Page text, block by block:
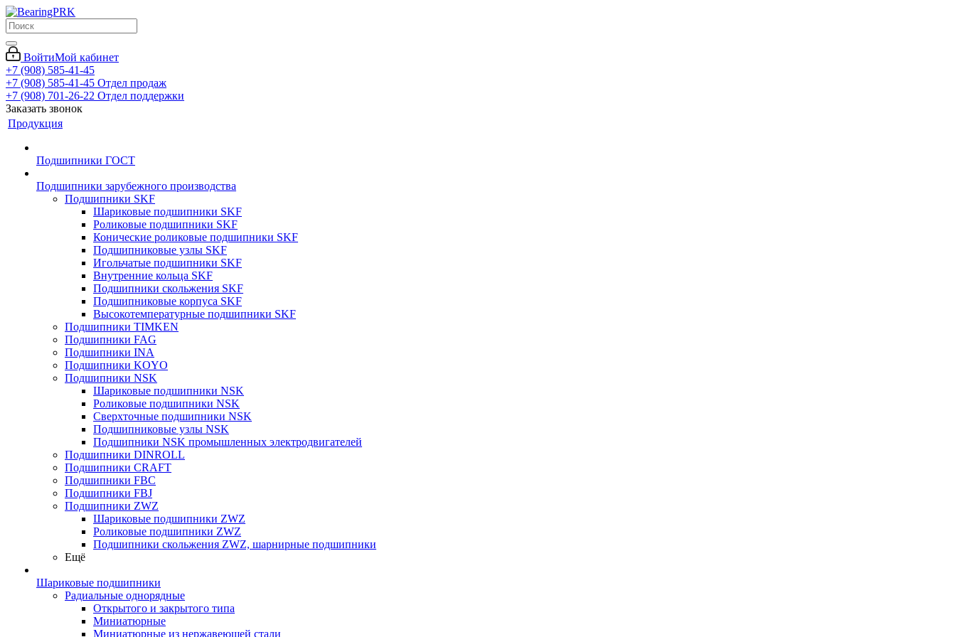
ВойтиМой кабинет
+7 (908) 585-41-45
+7 (908) 585-41-45 Отдел продаж
+7 (908) 701-26-22 Отдел поддержки
Заказать звонок
Продукция
Подшипники ГОСТ
Подшипники зарубежного производства
Подшипники SKF
Шариковые подшипники SKF
Роликовые подшипники SKF
Конические роликовые подшипники SKF
Подшипниковые узлы SKF
Игольчатые подшипники SKF
Внутренние кольца SKF
Подшипники скольжения SKF
Подшипниковые корпуса SKF
Высокотемпературные подшипники SKF
Подшипники TIMKEN
Подшипники FAG
Подшипники INA
Подшипники KOYO
Подшипники NSK
Шариковые подшипники NSK
Роликовые подшипники NSK
Сверхточные подшипники NSK
Подшипниковые узлы NSK
Подшипники NSK промышленных электродвигателей
Подшипники DINROLL
Подшипники CRAFT
Подшипники FBC
Подшипники FBJ
Подшипники ZWZ
Шариковые подшипники ZWZ
Роликовые подшипники ZWZ
Подшипники скольжения ZWZ, шарнирные подшипники
Ещё
Шариковые подшипники
Радиальные однорядные
Открытого и закрытого типа
Миниатюрные
Миниатюрные из нержавеющей стали